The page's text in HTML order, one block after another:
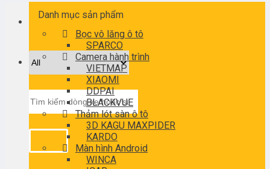
kiếm:
Danh mục sản phẩm
Bọc vô lăng ô tô
SPARCO
Camera hành trình
VIETMAP
XIAOMI
DDPAI
BLACKVUE
Thảm lót sàn ô tô
3D KAGU MAXPIDER
KARDO
Màn hình Android
WINCA